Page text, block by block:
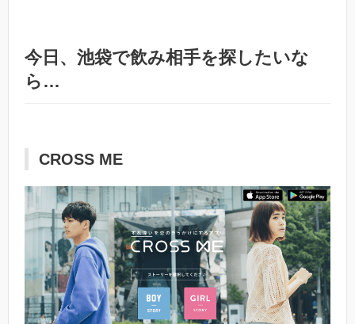
今日、池袋で飲み相手を探したいな
ら…
CROSS ME